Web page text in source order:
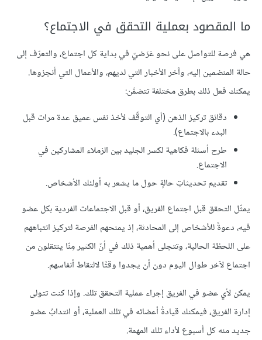
ما المقصود بعملية التحقق في الاجتماع؟
هي فرصة للتواصل على نحو عَرَضيّ في بداية كل اجتماع، والتعرّف إلى
حالة المنضمين إليه، وآخر الأخبار التي لديهم، والأعمال التي أنجزوها.
يمكنك فعل ذلك بطرق مختلفة تتضمَّن:
دقائق تركيز الذهن (أي التوقّف لأخذ نفس عميق عدة مرات قبل
البدء بالاجتماع).
طرح أسئلة فكاهية لكسر الجليد بين الزملاء المشاركين في
الاجتماع.
تقديم تحديثاتِ حالةٍ حول ما يشعر به أولئك الأشخاص.
يمثّل التحقق قبل اجتماع الفريق، أو قبل الاجتماعات الفردية بكل عضو
فيه، دعوةً للأشخاص إلى المحادثة، إذ يمنحهم الفرصة لتركيز انتباههم
على اللحظة الحالية، وتتجلى أهمية ذلك في أنّ الكثير مِنّا ينتقلون من
اجتماع لآخر طوال اليوم دون أن يجدوا وقتًا لالتقاط أنفاسهم.
يمكن لأي عضو في الفريق إجراء عملية التحقق تلك. وإذا كنت تتولى
إدارة الفريق، فيمكنك قيادةُ أعضائه في تلك العملية، أو انتدابُ عضو
جديد منه كل أسبوع لأداء تلك المهمة.